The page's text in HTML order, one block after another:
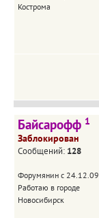
Кострома
Байсарофф 1
Заблокирован
Сообщений: 128
Форумянин с 24.12.09
Работаю в городе
Новосибирск